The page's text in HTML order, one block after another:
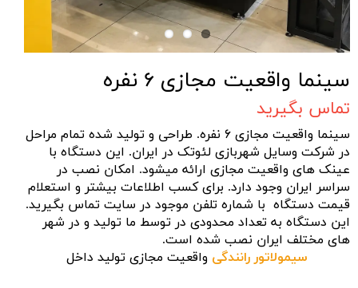
سینما واقعیت مجازی ۶ نفره
تماس بگیرید
سینما واقعیت مجازی ۶ نفره. طراحی و تولید شده تمام مراحل
در شرکت وسایل شهربازی لئوتک در ایران. این دستگاه با
عینک های واقعیت مجازی ارائه میشود. امکان نصب در
سراسر ایران وجود دارد. برای کسب اطلاعات بیشتر و استعلام
قیمت دستگاه با شماره تلفن موجود در سایت تماس بگیرید.
این دستگاه به تعداد محدودی در توسط ما تولید و در شهر
های مختلف ایران نصب شده است.
سیمولاتور رانندگی واقعیت مجازی تولید داخل